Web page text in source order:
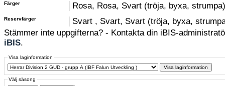
Färger Rosa, Rosa, Svart (tröja, byxa, strumpa)
Reservfärger
Svart , Svart, Svart (tröja, byxa,
Stämmer inte uppgifterna? - Kontakta din iBIS-
iBIS.
Visa laginformation
Välj säsong